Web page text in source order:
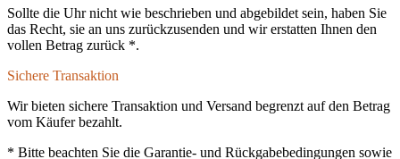
Sollte die Uhr nicht wie beschrieben und abgebildet sein, haben Sie
das Recht, sie an uns zurückzusenden und wir erstatten Ihnen den
vollen Betrag zurück *.
Sichere Transaktion
Wir bieten sichere Transaktion und Versand begrenzt auf den Betrag
vom Käufer bezahlt.
* Bitte beachten Sie die Garantie- und Rückgabebedingungen sowie